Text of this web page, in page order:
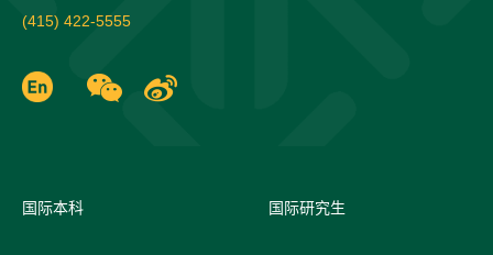
(415) 422-5555
国际本科 国际研究生